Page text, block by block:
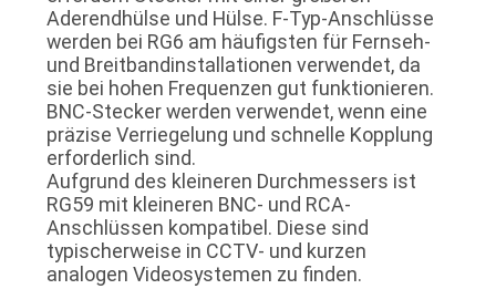
Aderendhülse und Hülse. F-Typ-Anschlüsse
werden bei RG6 am häufigsten für Fernseh-
und Breitbandinstallationen verwendet, da
sie bei hohen Frequenzen gut funktionieren.
BNC-Stecker werden verwendet, wenn eine
präzise Verriegelung und schnelle Kopplung
erforderlich sind.
Aufgrund des kleineren Durchmessers ist
RG59 mit kleineren BNC- und RCA-
Anschlüssen kompatibel. Diese sind
typischerweise in CCTV- und kurzen
analogen Videosystemen zu finden.